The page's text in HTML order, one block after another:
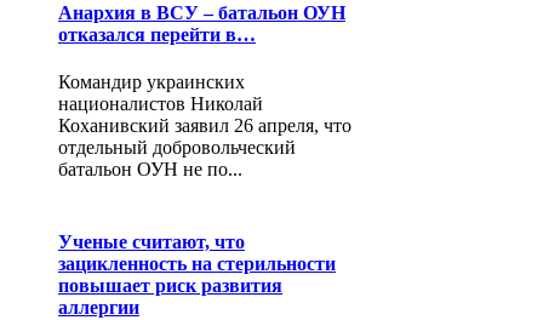
Анархия в ВСУ – батальон ОУН
отказался перейти в…
Командир украинских
националистов Николай
Коханивский заявил 26 апреля, что
отдельный добровольческий
батальон ОУН не по...
Ученые считают, что
зацикленность на стерильности
повышает риск развития
аллергии